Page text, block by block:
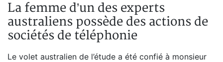
La femme d’un des experts
australiens possède des actions de
sociétés de téléphonie
Le volet australien de l’étude a été confié à monsieur